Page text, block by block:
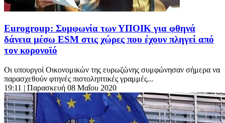
Eurogroup: Συμφωνία των ΥΠΟΙΚ για φθηνά
δάνεια μέσω ESM στις χώρες που έχουν πληγεί από
τον κορονοϊό
Οι υπουργοί Οικονομικών της ευρωζώνης συμφώνησαν σήμερα να
παρασχεθούν φτηνές πιστοληπτικές γραμμές...
19:11 | Παρασκευή 08 Μαΐου 2020